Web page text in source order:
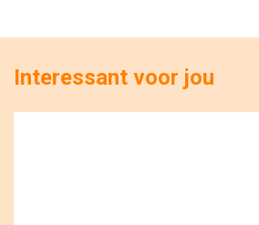
Interessant voor jou